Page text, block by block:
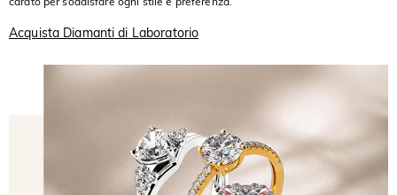
Acquista Diamanti di Laboratorio